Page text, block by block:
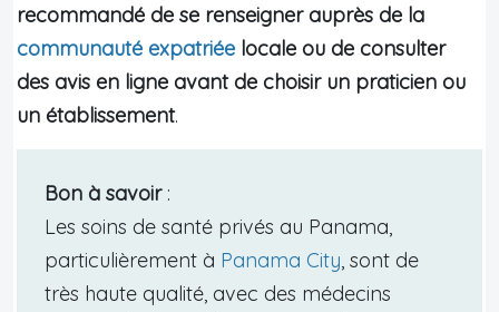
recommandé de se renseigner auprès de la
communauté expatriée locale ou de consulter
des avis en ligne avant de choisir un praticien ou
un établissement.
Bon à savoir:
Les soins de santé privés au Panama,
particulièrement à Panama City, sont de
très haute qualité, avec des médecins